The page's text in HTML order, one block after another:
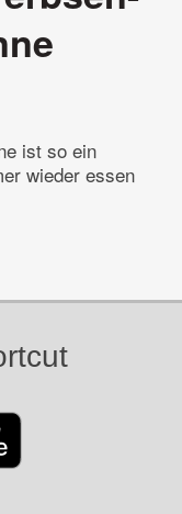
ist so ein
wieder essen